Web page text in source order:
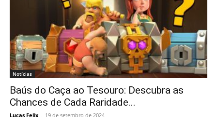
Notícias
Baús do Caça ao Tesouro: Descubra as
Chances de Cada Raridade...
Lucas Felix - 19 de setembro de 2024